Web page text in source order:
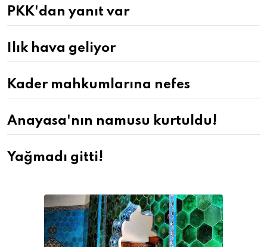
PKK'dan yanıt var
Ilık hava geliyor
Kader mahkumlarına nefes
Anayasa'nın namusu kurtuldu!
Yağmadı gitti!